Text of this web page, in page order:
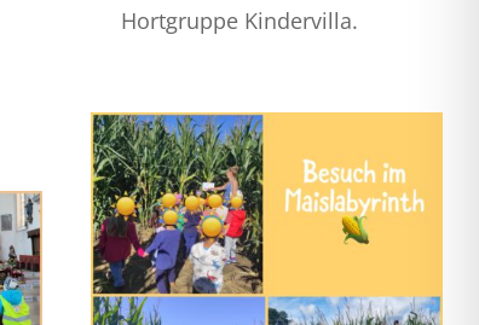
Hortgruppe Kindervilla.